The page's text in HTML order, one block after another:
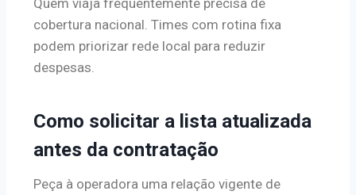
Quem viaja frequentemente precisa de
cobertura nacional. Times com rotina fixa
podem priorizar rede local para reduzir
despesas.
Como solicitar a lista atualizada
antes da contratação
Peça à operadora uma relação vigente de